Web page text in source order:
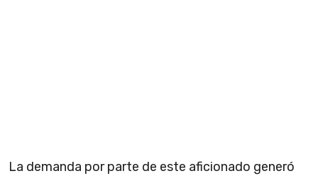
La demanda por parte de este aficionado generó